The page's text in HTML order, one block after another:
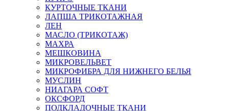
КУРТОЧНЫЕ ТКАНИ
ЛАПША ТРИКОТАЖНАЯ
ЛЕН
МАСЛО (ТРИКОТАЖ)
МАХРА
МЕШКОВИНА
МИКРОВЕЛЬВЕТ
МИКРОФИБРА ДЛЯ НИЖНЕГО БЕЛЬЯ
МУСЛИН
НИАГАРА СОФТ
ОКСФОРД
ПОДКЛАДОЧНЫЕ ТКАНИ